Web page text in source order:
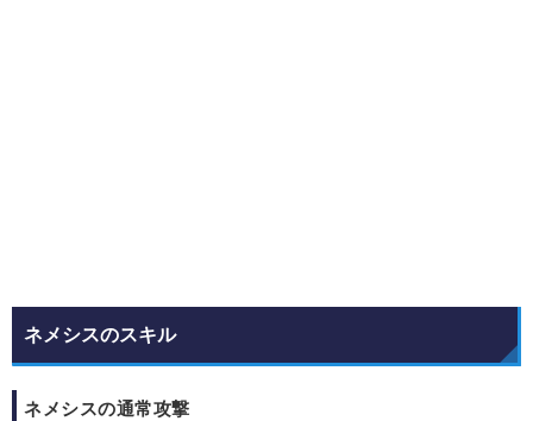
ネメシスのスキル
ネメシスの通常攻撃